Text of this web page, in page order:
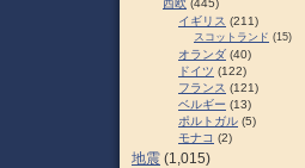
西欧 (445)
イギリス (211)
スコットランド (15)
オランダ (40)
ドイツ (122)
フランス (121)
ベルギー (13)
ポルトガル (5)
モナコ (2)
地震 (1,015)